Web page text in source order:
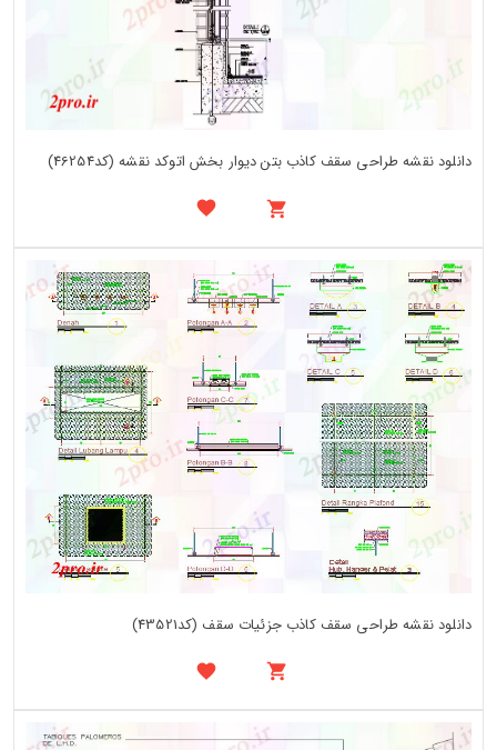
دانلود نقشه طراحی سقف کاذب بتن دیوار بخش اتوکد نقشه (کد46254)
دانلود نقشه طراحی سقف کاذب جزئیات سقف (کد43521)